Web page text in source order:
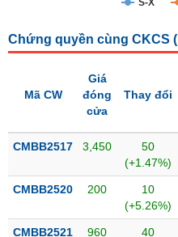
thái
thị
Niêm
Niêm
S-X
Chứng quyền cùng CKCS (
Mã CW
Giá
đóng
cửa
Thay đổi
CMBB2517 3,450
50
(+1.47%)
CMBB2520 200
10
(+5.26%)
CMBB2521 960
40
NGÀNH
NGHIỆP
PHIẾU